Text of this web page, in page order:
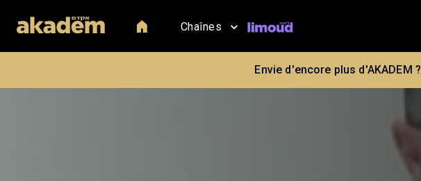
Chaînes
Envie d'encore plus d'AKADEM ?